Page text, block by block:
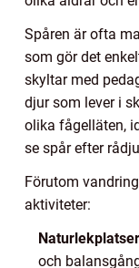
Spåren är ofta
som gör det
skyltar med
djur som lever i
olika fågelläten,
se spår efter
Förutom
aktiviteter:
och